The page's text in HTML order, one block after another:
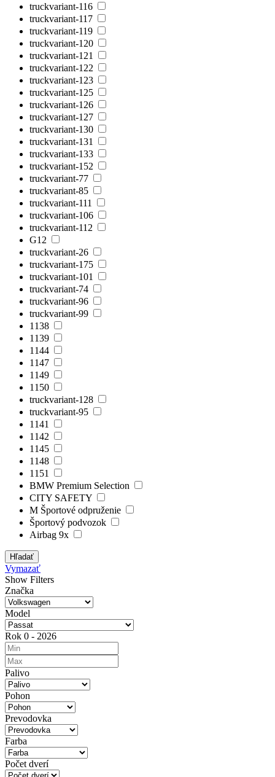
truckvariant-116
truckvariant-117
truckvariant-119
truckvariant-120
truckvariant-121
truckvariant-122
truckvariant-123
truckvariant-125
truckvariant-126
truckvariant-127
truckvariant-130
truckvariant-131
truckvariant-133
truckvariant-152
truckvariant-77
truckvariant-85
truckvariant-111
truckvariant-106
truckvariant-112
G12
truckvariant-26
truckvariant-175
truckvariant-101
truckvariant-74
truckvariant-96
truckvariant-99
1138
1139
1144
1147
1149
1150
truckvariant-128
truckvariant-95
1141
1142
1145
1148
1151
BMW Premium Selection
CITY SAFETY
M Športové odpruženie
Športový podvozok
Airbag 9x
Hľadať
Vymazať
Show Filters
Značka
Model
Rok 0 - 2026
Palivo
Pohon
Prevodovka
Farba
Počet dverí